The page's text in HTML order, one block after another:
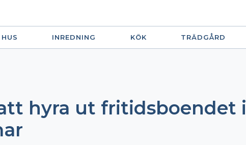
HUS INREDNING KÖK TRÄDGÅRD
hyra ut fritidsboendet i